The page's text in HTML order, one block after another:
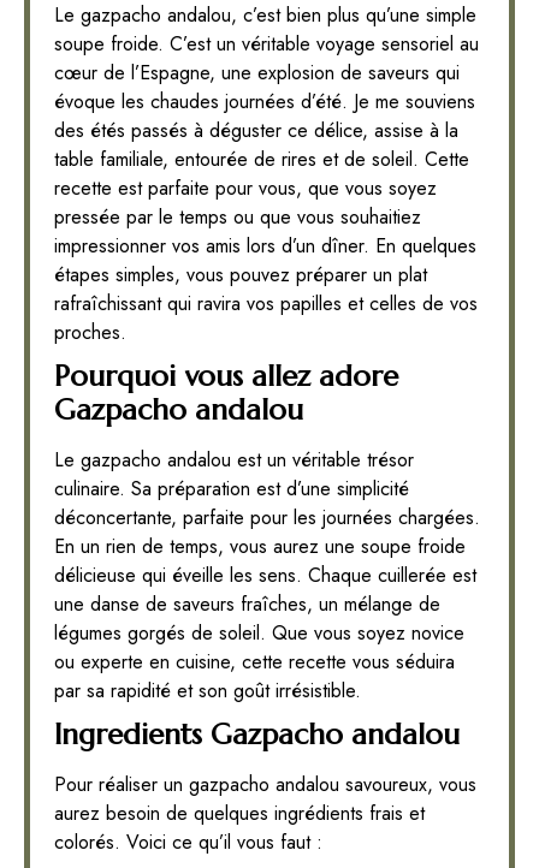
Le gazpacho andalou, c’est bien plus qu’une simple
soupe froide. C’est un véritable voyage sensoriel au
cœur de l’Espagne, une explosion de saveurs qui
évoque les chaudes journées d’été. Je me souviens
des étés passés à déguster ce délice, assise à la
table familiale, entourée de rires et de soleil. Cette
recette est parfaite pour vous, que vous soyez
pressée par le temps ou que vous souhaitiez
impressionner vos amis lors d’un dîner. En quelques
étapes simples, vous pouvez préparer un plat
rafraîchissant qui ravira vos papilles et celles de vos
proches.
Pourquoi vous allez adore
Gazpacho andalou
Le gazpacho andalou est un véritable trésor
culinaire. Sa préparation est d’une simplicité
déconcertante, parfaite pour les journées chargées.
En un rien de temps, vous aurez une soupe froide
délicieuse qui éveille les sens. Chaque cuillerée est
une danse de saveurs fraîches, un mélange de
légumes gorgés de soleil. Que vous soyez novice
ou experte en cuisine, cette recette vous séduira
par sa rapidité et son goût irrésistible.
Ingredients Gazpacho andalou
Pour réaliser un gazpacho andalou savoureux, vous
aurez besoin de quelques ingrédients frais et
colorés. Voici ce qu’il vous faut :